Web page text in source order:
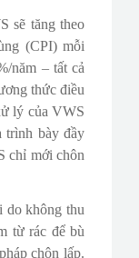
sẽ tăng theo
(CPI) mỗi
năm – tất cả
thức điều
lý của VWS
trình bày đầy
chỉ mới chôn
do không thu
từ rác để bù
chôn lấp.